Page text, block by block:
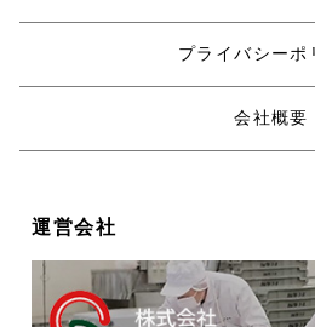
プライバシーポ
会社概要
運営会社